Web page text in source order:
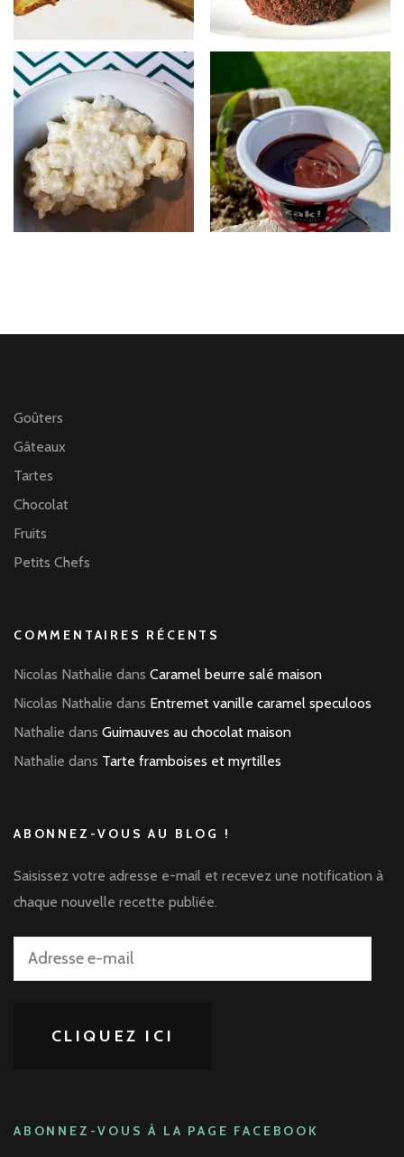
Goûters
Gâteaux
Tartes
Chocolat
Fruits
Petits Chefs
COMMENTAIRES RÉCENTS
Nicolas Nathalie dans Caramel beurre salé maison
Nicolas Nathalie dans Entremet vanille caramel speculoos
Nathalie dans Guimauves au chocolat maison
Nathalie dans Tarte framboises et myrtilles
ABONNEZ-VOUS AU BLOG !
Saisissez votre adresse e-mail et recevez une notification à
chaque nouvelle recette publiée.
Adresse
CLIQUEZ ICI
ABONNEZ-VOUS À LA PAGE FACEBOOK